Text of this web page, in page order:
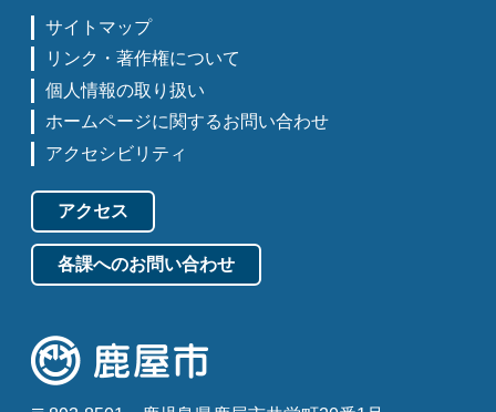
サイトマップ
リンク・著作権について
個人情報の取り扱い
ホームページに関するお問い合わせ
アクセシビリティ
アクセス
各課へのお問い合わせ